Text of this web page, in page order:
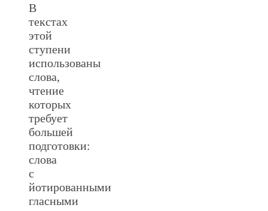
В
текстах
этой
ступени
использованы
слова,
чтение
которых
требует
большей
подготовки:
слова
с
йотированными
гласными